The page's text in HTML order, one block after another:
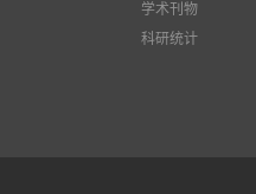
学术刊物
科研统计